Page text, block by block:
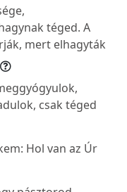
téged. A
mert elhagyták
csak téged
Hol van az Úr